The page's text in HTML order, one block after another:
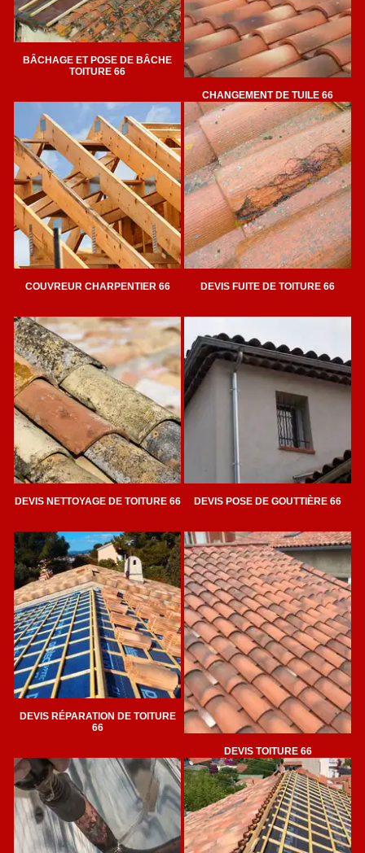
BÂCHAGE ET POSE DE BÂCHE
TOITURE 66
CHANGEMENT DE TUILE 66
COUVREUR CHARPENTIER 66 DEVIS FUITE DE TOITURE 66
DEVIS NETTOYAGE DE TOITURE 66 DEVIS POSE DE GOUTTIÈRE 66
DEVIS RÉPARATION DE TOITURE
66
DEVIS TOITURE 66